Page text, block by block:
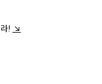
! ↘